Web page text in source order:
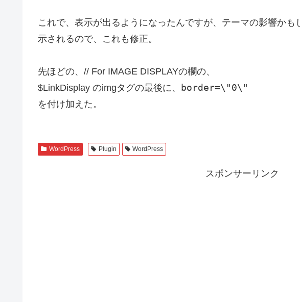
これで、表示が出るようになったんですが、テーマの影響か
示されるので、これも修正。
先ほどの、// For IMAGE DISPLAYの欄の、
$LinkDisplay のimgタグの最後に、
border=\"0\"
を付け加えた。
WordPress Plugin WordPress
スポンサーリンク